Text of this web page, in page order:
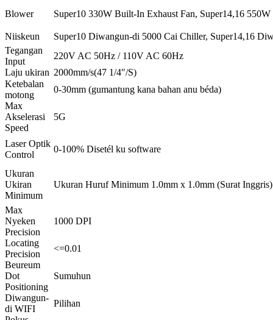
Blower Super10 330W Built-In Exhaust Fan, Super14,16
Niiskeun
Super10 Diwangun-di 5000 Cai Chiller, Super14,16
Tegangan
Input
220V AC 50Hz / 110V AC 60Hz
Laju ukiran 2000mm/s(47 1/4″/S)
Ketebalan
motong
0-30mm (gumantung kana bahan anu béda)
Max
Akselerasi
Speed
5G
Laser Optik
Control
0-100% Disetél ku software
Ukuran
Ukiran
Minimum
Ukuran Huruf Minimum 1.0mm x 1.0mm (Surat
Max
Nyeken
Precision
1000 DPI
Locating
Precision
<=0.01
Beureum
Dot
Positioning
Sumuhun
Diwangun-
di WIFI
Pilihan